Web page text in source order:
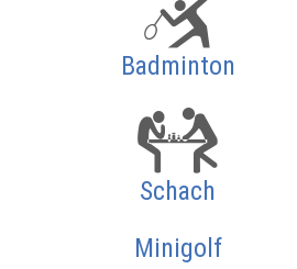
Badminton
Schach
Minigolf